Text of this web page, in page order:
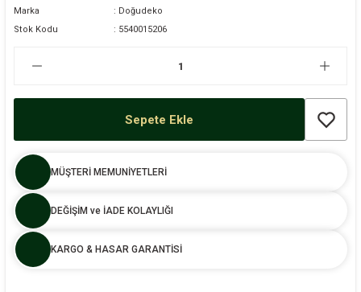
Marka
Doğudeko
Stok Kodu
5540015206
Sepete Ekle
MÜŞTERİ MEMUNİYETLERİ
DEĞİŞİM ve İADE KOLAYLIĞI
KARGO & HASAR GARANTİSİ